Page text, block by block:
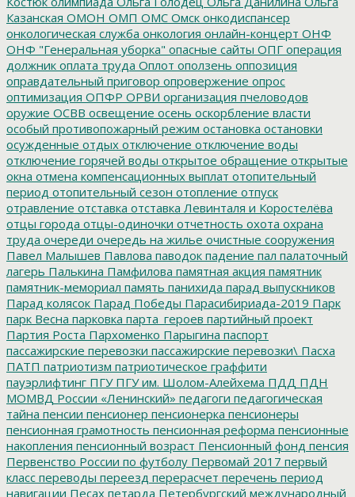
Казанская ОМОН ОМП ОМС Омск онкодиспансер
онкологическая служба онкология онлайн-концерт ОНФ
ОНФ "Генеральная уборка" опасные сайты ОПГ операция
должник оплата труда Оплот оползень оппозиция
оправдательный приговор опровержение опрос
оптимизация ОПФР ОРВИ организация пчеловодов
оружие ОСВВ освещение осень оскорбление власти
особый противопожарный режим остановка остановки
осужденные отдых отключение отключение воды
отключение горячей воды открытое обращение открытые
окна отмена компенсационных выплат отопительный
период отопительный сезон отопление отпуск
отравление отставка отставка Левинталя и Коростелёва
отцы города отцы-одиночки отчетность охота охрана
труда очереди очередь на жилье очистные сооружения
Павел Малышев Павлова паводок падение пал палаточный
лагерь Палькина Памфилова памятная акция памятник
памятник-мемориал память панихида парад выпускников
Парад колясок Парад Победы Парасибириада-2019 Парк
парк Весна парковка парта_героев партийный проект
Партия Роста Пархоменко Парыгина паспорт
пассажирские перевозки пассажирские перевозки\ Пасха
ПАТП патриотизм патриотическое граффити
пауэрлифтинг ПГУПГУ им. Шолом-Алейхема ПДД ПДН
МОМВД России «Ленинский» педагоги педагогическая
тайна пенсии пенсионер пенсионерка пенсионеры
пенсионная грамотность пенсионная реформа пенсионные
накопления пенсионный возраст Пенсионный фонд пенсия
Первенство России по футболу Первомай 2017 первый
класс переводы переезд перерасчет перечень период
навигации Песах петарда Петербургский международный